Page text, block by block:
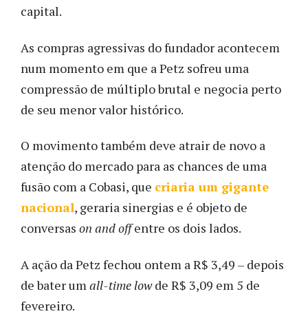
capital.
As compras agressivas do fundador acontecem
num momento em que a Petz sofreu uma
compressão de múltiplo brutal e negocia perto
de seu menor valor histórico.
O movimento também deve atrair de novo a
atenção do mercado para as chances de uma
fusão com a Cobasi, que criaria um gigante
nacional, geraria sinergias e é objeto de
conversas on and offentre os dois lados.
A ação da Petz fechou ontem a R$ 3,49 – depois
de bater umall-time lowde R$ 3,09 em 5 de
fevereiro.